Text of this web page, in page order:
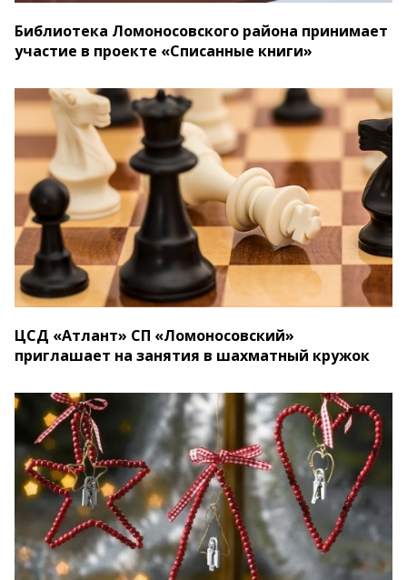
Библиотека Ломоносовского района принимает
участие в проекте «Списанные книги»
ЦСД «Атлант» СП «Ломоносовский»
приглашает на занятия в шахматный кружок